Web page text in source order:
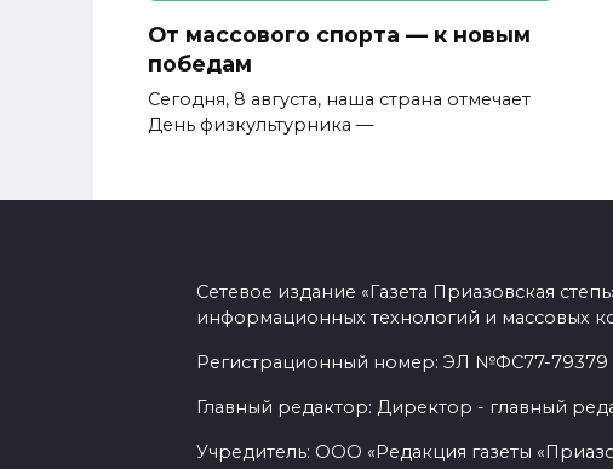
От массового спорта — к новым
победам
Сегодня, 8 августа, наша страна отмечает
День физкультурника —
Сетевое издание «Газета Приазовская
информационных технологий и массовых
Регистрационный номер: ЭЛ №ФС77-79379
Главный редактор: Директор - главный
Учредитель: ООО «Редакция газеты